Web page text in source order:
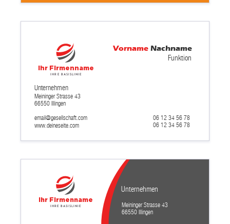
www.deineseite.com
06 12 34 56 78
06 12 34 56 78
email@gesellschaft.com
Meininger Strasse 43
66550 Illingen
Unternehmen
Funktion
VornameNachname
Ihr Firmenname
Ihre Basislinie
Unternehmen
Meininger Strasse 43
66550 Illingen
Ihr Firmenname
Ihre Basislinie